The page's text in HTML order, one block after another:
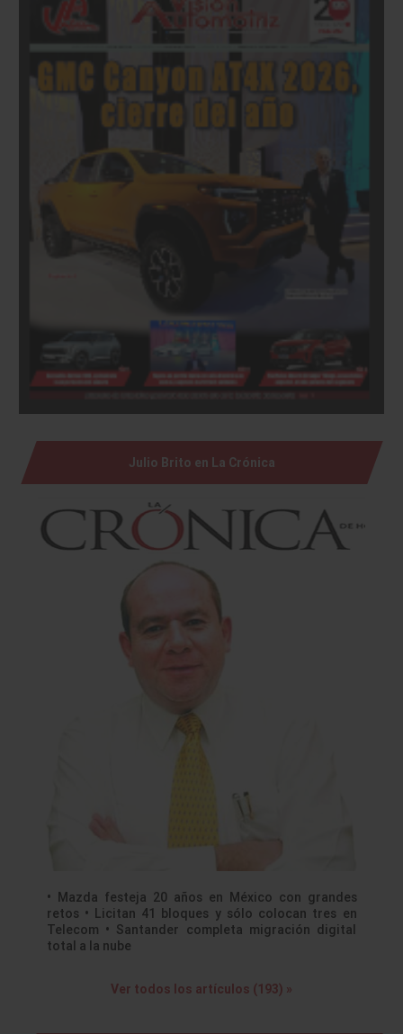
Julio Brito en La Crónica
• Mazda festeja 20 años en México con grandes
retos • Licitan 41 bloques y sólo colocan tres en
Telecom • Santander completa migración digital
total a la nube
Ver todos los artículos (193) »